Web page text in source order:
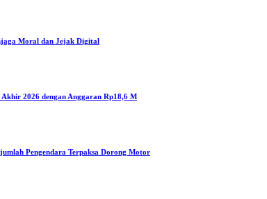
Moral dan Jejak Digital
2026 dengan Anggaran Rp18,6 M
Pengendara Terpaksa Dorong Motor